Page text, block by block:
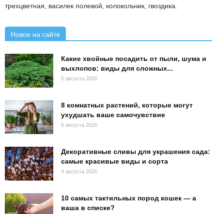
трехцветная, василек полевой, колокольчик, гвоздика.
Новое на сайте
Какие хвойные посадить от пыли, шума и
выхлопов: виды для сложных...
5 августа 2026
8 комнатных растений, которые могут
ухудшать ваше самочувствие
5 августа 2026
Декоративные сливы для украшения сада:
самые красивые виды и сорта
4 августа 2026
10 самых тактильных пород кошек — а
ваша в списке?